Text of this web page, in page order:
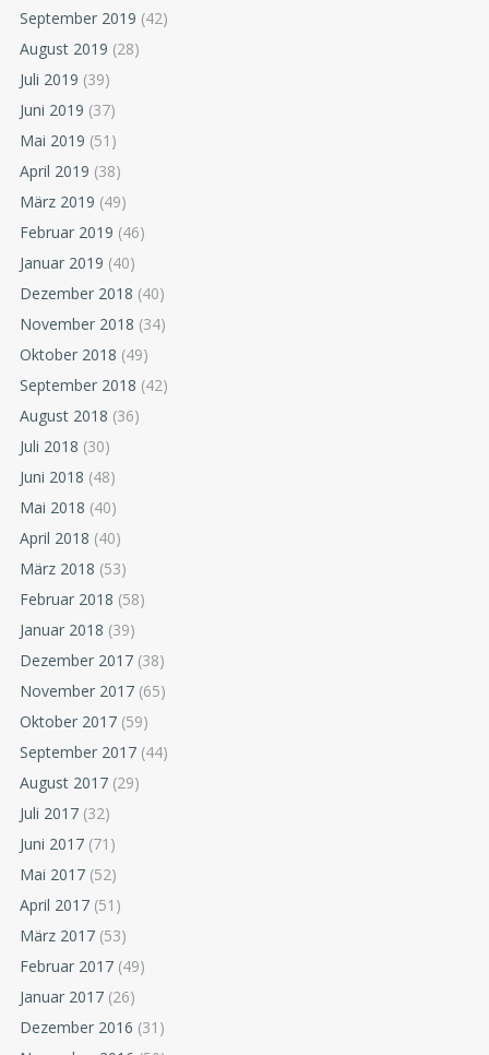
September 2019 (42)
August 2019 (28)
Juli 2019 (39)
Juni 2019 (37)
Mai 2019 (51)
April 2019 (38)
März 2019 (49)
Februar 2019 (46)
Januar 2019 (40)
Dezember 2018 (40)
November 2018 (34)
Oktober 2018 (49)
September 2018 (42)
August 2018 (36)
Juli 2018 (30)
Juni 2018 (48)
Mai 2018 (40)
April 2018 (40)
März 2018 (53)
Februar 2018 (58)
Januar 2018 (39)
Dezember 2017 (38)
November 2017 (65)
Oktober 2017 (59)
September 2017 (44)
August 2017 (29)
Juli 2017 (32)
Juni 2017 (71)
Mai 2017 (52)
April 2017 (51)
März 2017 (53)
Februar 2017 (49)
Januar 2017 (26)
Dezember 2016 (31)